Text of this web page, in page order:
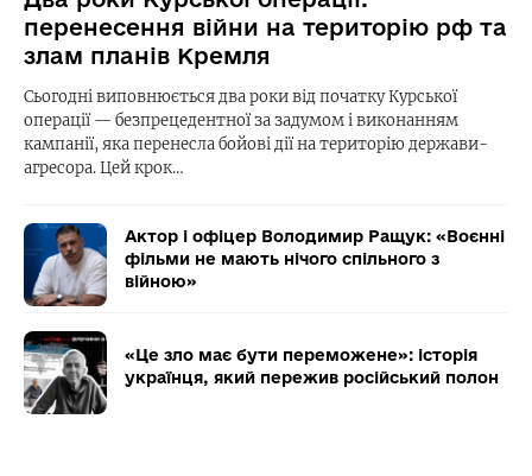
перенесення війни на територію рф та
злам планів Кремля
Сьогодні виповнюється два роки від початку Курської
операції — безпрецедентної за задумом і виконанням
кампанії, яка перенесла бойові дії на територію держави-
агресора. Цей крок…
Актор і офіцер Володимир Ращук: «Воєнні
фільми не мають нічого спільного з
війною»
«Це зло має бути переможене»: історія
українця, який пережив російський полон